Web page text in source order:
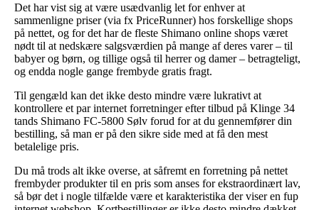
Det har vist sig at være usædvanlig let for enhver at
sammenligne priser (via fx PriceRunner) hos forskellige shops
på nettet, og for det har de fleste Shimano online shops været
nødt til at nedskære salgsværdien på mange af deres varer – til
babyer og børn, og tillige også til herrer og damer – betragteligt,
og endda nogle gange frembyde gratis fragt.
Til gengæld kan det ikke desto mindre være lukrativt at
kontrollere et par internet forretninger efter tilbud på Klinge 34
tands Shimano FC-5800 Sølv forud for at du gennemfører din
bestilling, så man er på den sikre side med at få den mest
betalelige pris.
Du må trods alt ikke overse, at såfremt en forretning på nettet
frembyder produkter til en pris som anses for ekstraordinært lav,
så bør det i nogle tilfælde være et karakteristika der viser en fup